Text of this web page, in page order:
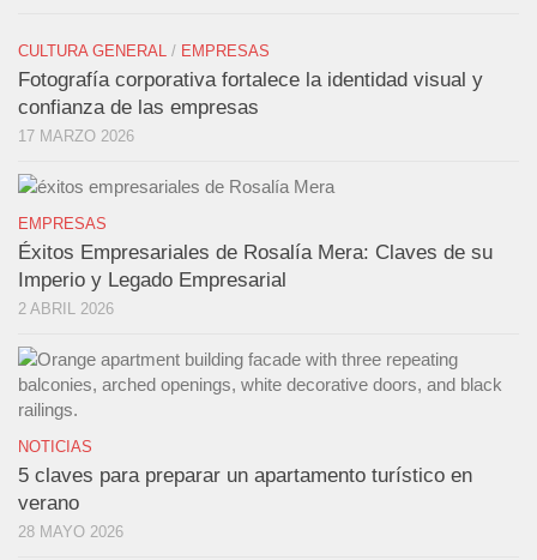
CULTURA GENERAL / EMPRESAS
Fotografía corporativa fortalece la identidad visual y
confianza de las empresas
17 MARZO 2026
EMPRESAS
Éxitos Empresariales de Rosalía Mera: Claves de su
Imperio y Legado Empresarial
2 ABRIL 2026
NOTICIAS
5 claves para preparar un apartamento turístico en
verano
28 MAYO 2026